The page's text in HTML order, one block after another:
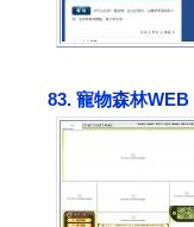
83. 寵物森林WEB